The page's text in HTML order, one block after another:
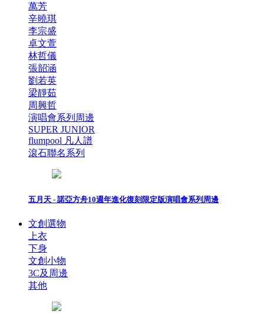
萬芳
辛曉琪
李宗盛
卓文萱
林哲儀
張韶涵
劉若英
梁靜茹
周興哲
演唱會系列周邊
SUPER JUNIOR
flumpool 凡人譜
滾石聯名系列
五月天 - 諾亞方舟10週年進化復刻限定版演唱會系列周邊
文創選物
上衣
下身
文創小物
3C及周邊
其他